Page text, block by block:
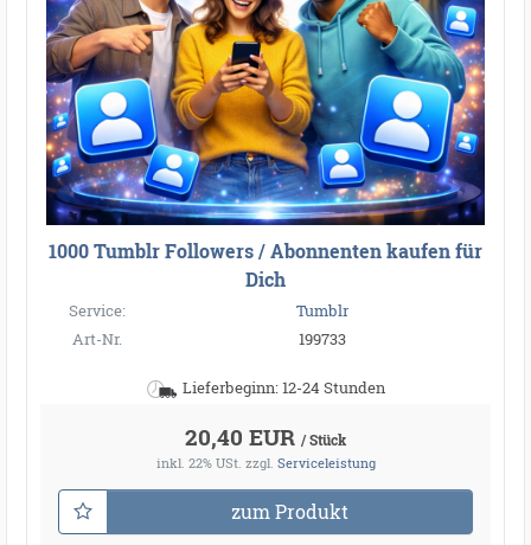
1000 Tumblr Followers / Abonnenten kaufen für
Dich
Service:
Tumblr
Art-Nr.
199733
Lieferbeginn: 12-24 Stunden
20,40 EUR / Stück
inkl. 22% USt. zzgl. Serviceleistung
zum Produkt